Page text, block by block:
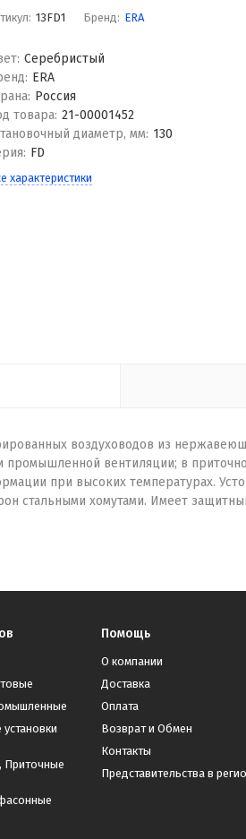
13FD1 Бренд: ERA
Серебристый
ERA
Россия
товара: 21-00001452
диаметр, мм: 130
FD
характеристики
воздуховодов из
вентиляции; в
при высоких температурах.
стальными хомутами. Имеет
Приточные
Помощь
О компании
Доставка
Оплата
Возврат и Обмен
Контакты
Представительства в